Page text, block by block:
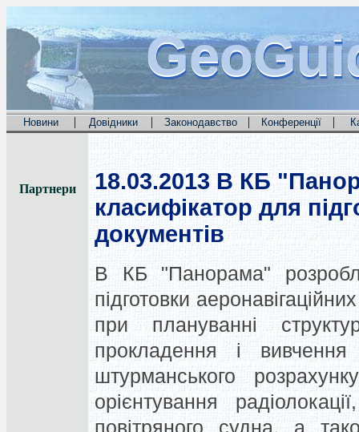
Новини | Довідники | Законодавство | Конференції |
Партнери 18.03.2013 В КБ
класифікатор для
документів
В КБ "Панорама"
підготовки
при плануванні
прокладення і
штурманського
орієнтування
повітряного судна, а